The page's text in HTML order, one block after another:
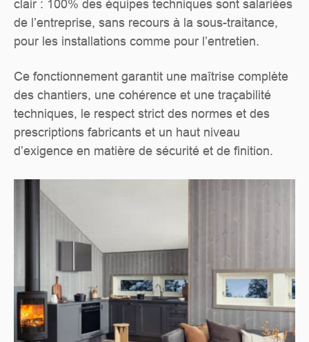
clair : 100% des équipes techniques sont salariées
de l’entreprise, sans recours à la sous-traitance,
pour les installations comme pour l’entretien.
Ce fonctionnement garantit une maîtrise complète
des chantiers, une cohérence et une traçabilité
techniques, le respect strict des normes et des
prescriptions fabricants et un haut niveau
d’exigence en matière de sécurité et de finition.